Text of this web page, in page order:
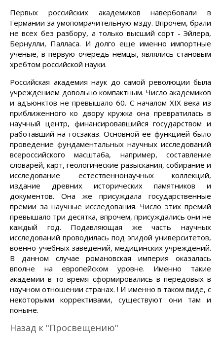
Первых российских академиков навербовали в
Германии за умопомрачительную мзду. Впрочем, брали
не всех без разбору, а только высший сорт - Эйлера,
Бернулли, Палласа. И долго еще именно импортные
ученые, в первую очередь немцы, являлись становым
хребтом российской науки.
Российская академия наук до самой революции была
учреждением довольно компактным. Число академиков
и адъюнктов не превышало 60. С началом XIX века из
приближенного ко двору кружка она превратилась в
научный центр, финансировавшийся государством и
работавший на госзаказ. Основной ее функцией было
проведение фундаментальных научных исследований
всероссийского масштаба, например, составление
словарей, карт, геологические разыскания, собирание и
исследование естественнонаучных коллекций,
издание древних исторических памятников и
документов. Она же присуждала государственные
премии за научные исследования. Число этих премий
превышало три десятка, впрочем, присуждались они не
каждый год. Подавляющая же часть научных
исследований проводилась под эгидой университетов,
военно-учебных заведений, медицинских учреждений.
В данном случае романовская империя оказалась
вполне на европейском уровне. Именно такие
академии в то время сформировались в передовых в
научном отношении странах. ! И именно в таком виде, с
некоторыми коррективами, существуют они там и
поныне.
Назад к "Просвещению"